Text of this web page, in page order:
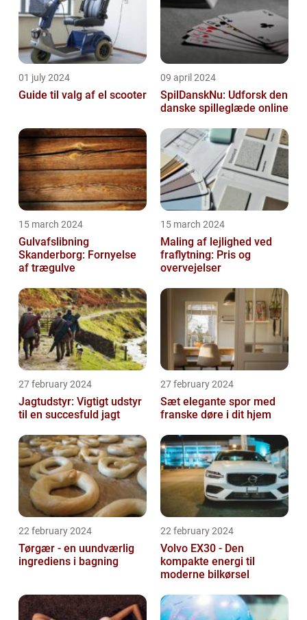
01 july 2024
Guide til valg af el scooter
09 april 2024
SpilDanskNu: Udforsk den
danske spilleglæde online
15 march 2024
Gulvafslibning
Skanderborg: Fornyelse
af trægulve
15 march 2024
Maling af lejlighed ved
fraflytning: Pris og
overvejelser
27 february 2024
Jagtudstyr: Vigtigt udstyr
til en succesfuld jagt
27 february 2024
Sæt elegante spor med
franske døre i dit hjem
22 february 2024
Tørgær - en uundværlig
ingrediens i bagning
22 february 2024
Volvo EX30 - Den
kompakte energi til
moderne bilkørsel